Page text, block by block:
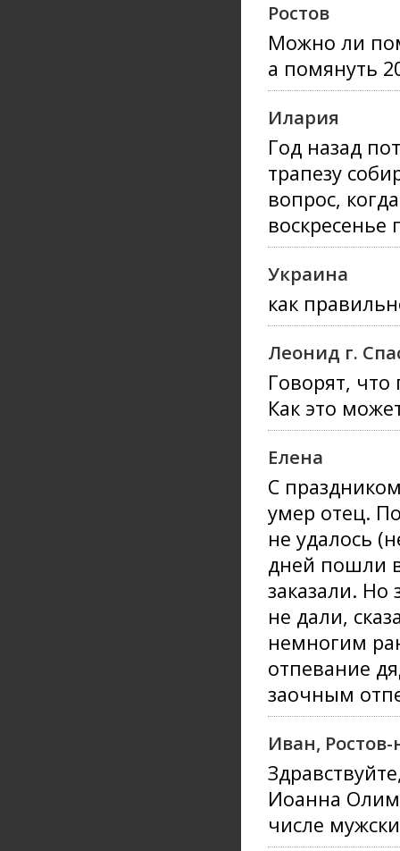
Ростов
Можно ли
а помянуть
Илария
Год назад
трапезу
вопрос,
Украина
как
Леонид г.
Говорят, что
Как это
Елена
С
умер отец.
не удалось
дней пошли
заказали.
не дали,
немногим
отпевание
заочным
Иван,
Иоанна
числе